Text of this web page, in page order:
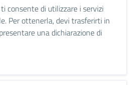
ti consente di utilizzare i servizi
Per ottenerla, devi trasferirti in
una dichiarazione di